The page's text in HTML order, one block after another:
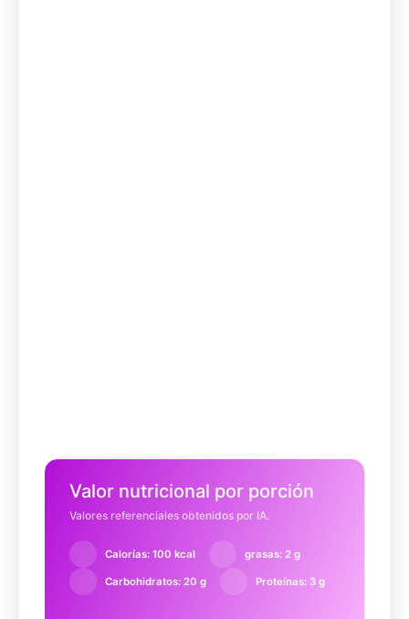
Valor nutricional por porción
Valores referenciales obtenidos por IA.
Calorías: 100 kcal grasas: 2 g
Carbohidratos: 20 g Proteínas: 3 g